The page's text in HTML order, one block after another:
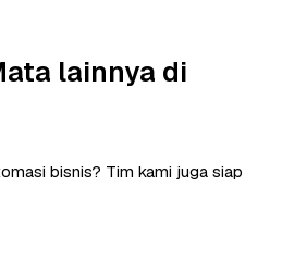
lainnya di
bisnis? Tim kami juga siap